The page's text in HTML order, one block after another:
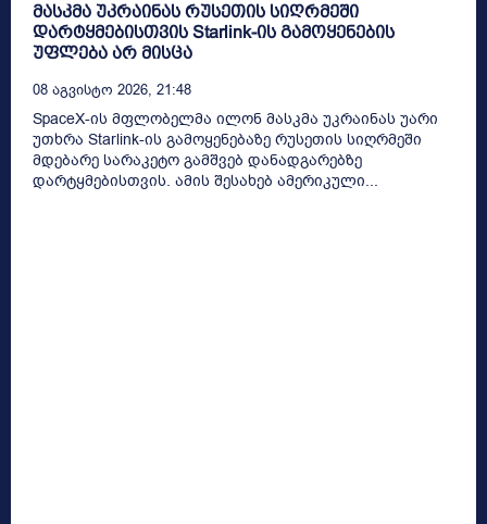
მასკმა უკრაინას რუსეთის სიღრმეში
დარტყმებისთვის Starlink-ის გამოყენების
უფლება არ მისცა
08 Აგვისტო 2026, 21:48
SpaceX-ის მფლობელმა ილონ მასკმა უკრაინას უარი
უთხრა Starlink-ის გამოყენებაზე რუსეთის სიღრმეში
მდებარე სარაკეტო გამშვებ დანადგარებზე
დარტყმებისთვის. ამის შესახებ ამერიკული...